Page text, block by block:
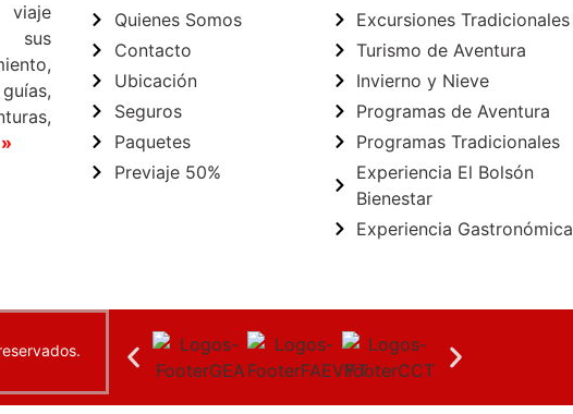
sus
Quienes Somos
Contacto
Ubicación
Seguros
Paquetes
Previaje 50%
Excursiones Tradicionales
Turismo de Aventura
Invierno y Nieve
Programas de Aventura
Programas Tradicionales
Experiencia El Bolsón
Bienestar
Experiencia Gastronómica